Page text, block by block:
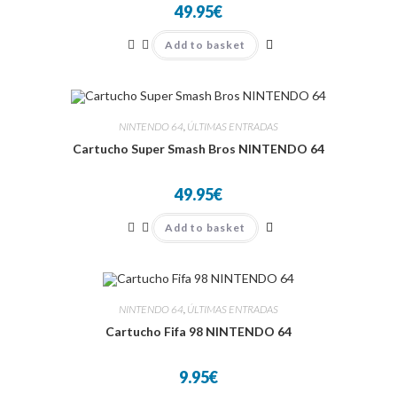
49.95€
Add to basket
NINTENDO 64 ÚLTIMAS ENTRADAS
Cartucho Super Smash Bros NINTENDO 64
49.95€
Add to basket
NINTENDO 64 ÚLTIMAS ENTRADAS
Cartucho Fifa 98 NINTENDO 64
9.95€